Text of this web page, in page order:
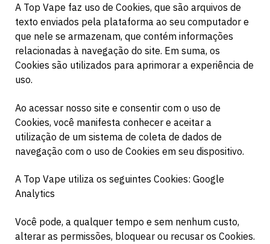
A Top Vape faz uso de Cookies, que são arquivos de
texto enviados pela plataforma ao seu computador e
que nele se armazenam, que contém informações
relacionadas à navegação do site. Em suma, os
Cookies são utilizados para aprimorar a experiência de
uso.
Ao acessar nosso site e consentir com o uso de
Cookies, você manifesta conhecer e aceitar a
utilização de um sistema de coleta de dados de
navegação com o uso de Cookies em seu dispositivo.
A Top Vape utiliza os seguintes Cookies: Google
Analytics
Você pode, a qualquer tempo e sem nenhum custo,
alterar as permissões, bloquear ou recusar os Cookies.